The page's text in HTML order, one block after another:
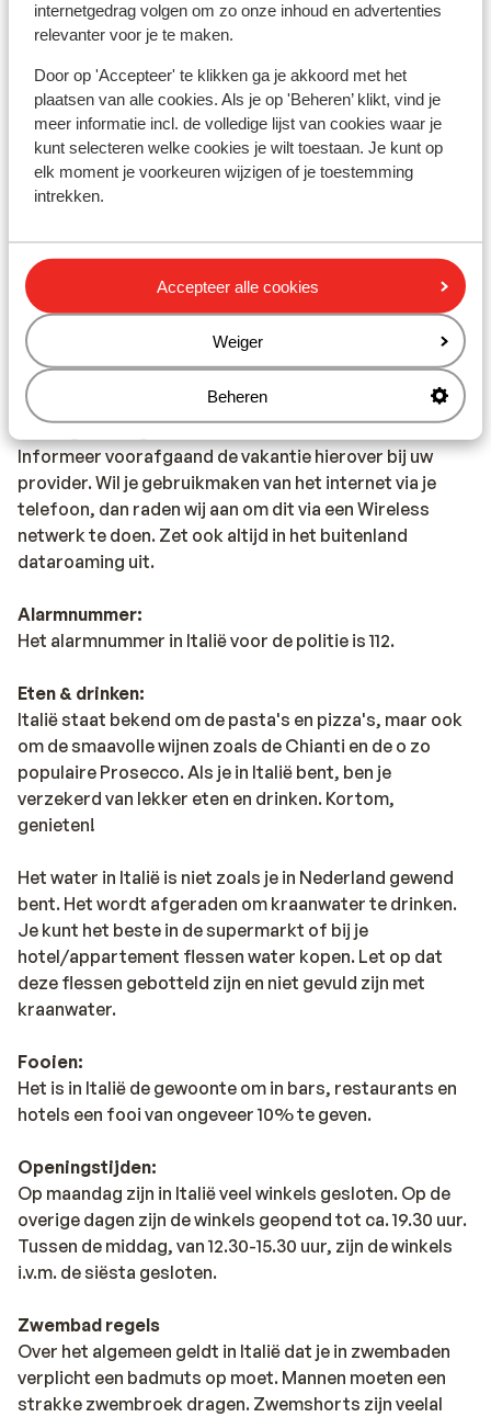
internetgedrag volgen om zo onze inhoud en advertenties
relevanter voor je te maken.
Door op 'Accepteer' te klikken ga je akkoord met het
plaatsen van alle cookies. Als je op 'Beheren’ klikt, vind je
meer informatie incl. de volledige lijst van cookies waar je
kunt selecteren welke cookies je wilt toestaan. Je kunt op
elk moment je voorkeuren wijzigen of je toestemming
intrekken.
Accepteer alle cookies
Weiger
Beheren
regio Cefalu een plaatselijke Engelssprekende
vertegenwoordiger aanwezig.
Calabrië: in de regio Calabrië is geen Sunweb
reisleiding aanwezig. Je wordt hier opgevangen door
onze lokale Engelsprekende vertegenwoordiger.
Op het vaste land van Italië is geen reisleiding aanwezig.
Voor actuele informatie betreffende vaccinaties en
andere gegevens over gezondheid en reizen kijk op de
site van LCR: https://www.lcr.nl/.
Telefoneren:
Je kunt met je mobiele telefoon telefoneren in Italië. Wij
adviseren je om dit zoveel mogelijk te beperken,
vanwege de hoge kosten die worden verrekend.
Informeer voorafgaand de vakantie hierover bij uw
provider. Wil je gebruikmaken van het internet via je
telefoon, dan raden wij aan om dit via een Wireless
netwerk te doen. Zet ook altijd in het buitenland
dataroaming uit.
Alarmnummer:
Het alarmnummer in Italië voor de politie is 112.
Eten & drinken:
Italië staat bekend om de pasta's en pizza's, maar ook
om de smaavolle wijnen zoals de Chianti en de o zo
populaire Prosecco. Als je in Italië bent, ben je
verzekerd van lekker eten en drinken. Kortom,
genieten!
Het water in Italië is niet zoals je in Nederland gewend
bent. Het wordt afgeraden om kraanwater te drinken.
Je kunt het beste in de supermarkt of bij je
hotel/appartement flessen water kopen. Let op dat
deze flessen gebotteld zijn en niet gevuld zijn met
kraanwater.
Fooien:
Het is in Italië de gewoonte om in bars, restaurants en
hotels een fooi van ongeveer 10% te geven.
Openingstijden:
Op maandag zijn in Italië veel winkels gesloten. Op de
overige dagen zijn de winkels geopend tot ca. 19.30 uur.
Tussen de middag, van 12.30-15.30 uur, zijn de winkels
i.v.m. de siësta gesloten.
Zwembad regels
Over het algemeen geldt in Italië dat je in zwembaden
verplicht een badmuts op moet. Mannen moeten een
strakke zwembroek dragen. Zwemshorts zijn veelal